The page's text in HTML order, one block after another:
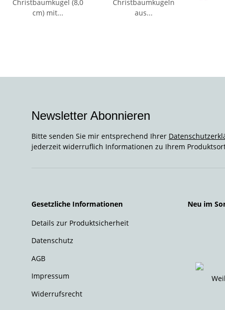
Newsletter Abonnieren
Bitte senden Sie mir entsprechend Ihrer
jederzeit widerruflich Informationen zu Ihrem
Gesetzliche Informationen
Details zur Produktsicherheit
Datenschutz
AGB
Impressum
Widerrufsrecht
Neu im